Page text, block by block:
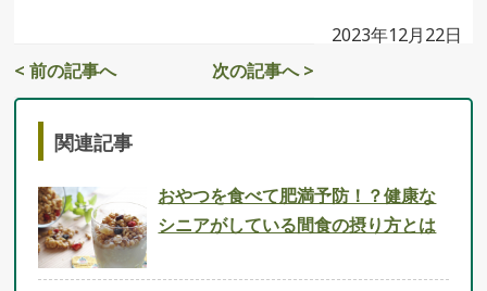
2023年12月22日
< 前の記事へ
次の記事へ >
関連記事
おやつを食べて肥満予防！？健康な
シニアがしている間食の摂り方とは